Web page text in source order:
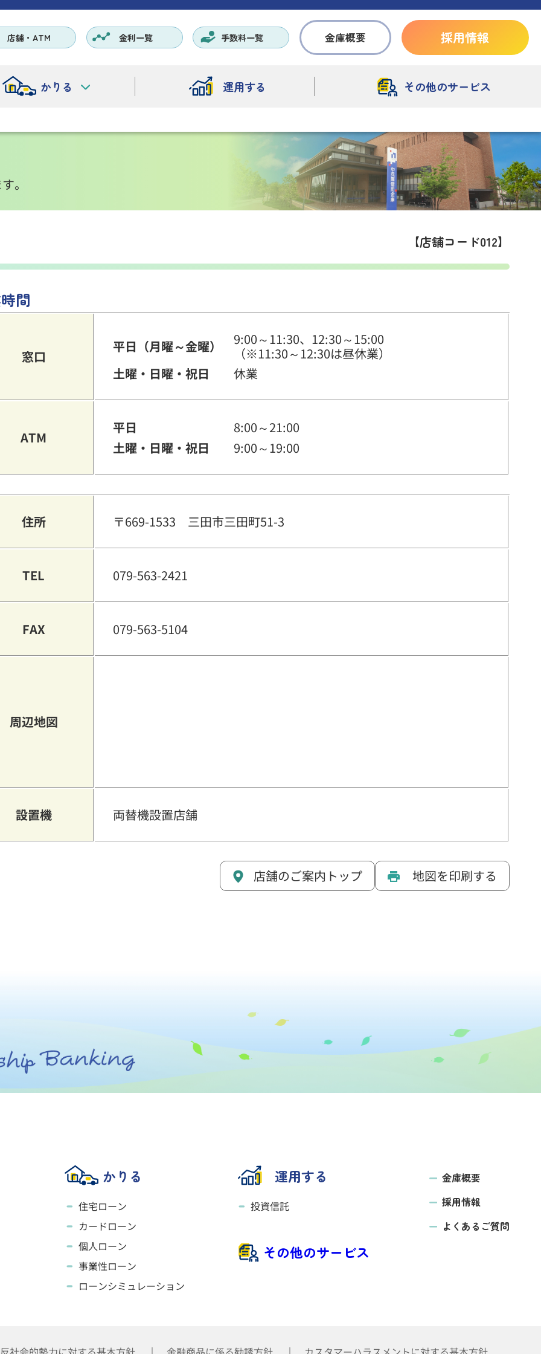
店舗・ATM 金利一覧 手数料一覧 金庫概要 採用情報
かりる 運用する その他のサービス
。
【店舗コード012】
間
窓口
平日（月曜～金曜）
9:00～11:30、12:30～15:00
（※11:30～12:30は昼休業）
土曜・日曜・祝日
休業
ATM
平日
8:00～21:00
土曜・日曜・祝日
9:00～19:00
住所 〒669-1533 三田市三田町51-3
TEL 079-563-2421
FAX 079-563-5104
周辺地図
設置機 両替機設置店舗
店舗のご案内トップ 地図を印刷する
かりる
住宅ローン
カードローン
個人ローン
事業性ローン
ローンシミュレーション
運用する
投資信託
その他のサービス
金庫概要
採用情報
よくあるご質問